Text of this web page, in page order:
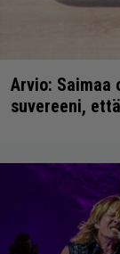
Arvio:
suvereeni,